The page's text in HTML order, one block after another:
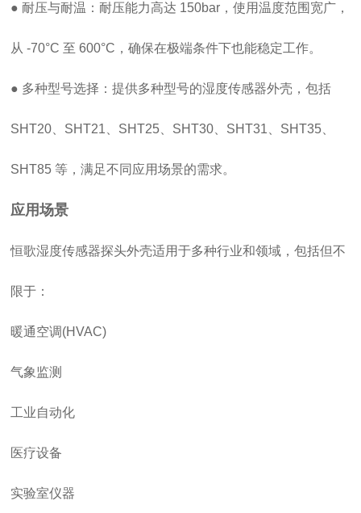
● 耐压与耐温：耐压能力高达 150bar，使用温度范围宽广，
从 -70°C 至 600°C，确保在极端条件下也能稳定工作。
● 多种型号选择：提供多种型号的湿度传感器外壳，包括
SHT20、SHT21、SHT25、SHT30、SHT31、SHT35、
SHT85 等，满足不同应用场景的需求。
应用场景
恒歌湿度传感器探头外壳适用于多种行业和领域，包括但不
限于：
暖通空调(HVAC)
气象监测
工业自动化
医疗设备
实验室仪器